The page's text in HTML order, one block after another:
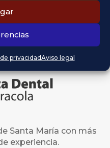
privacidadAviso legal
Santa María con más
experiencia.